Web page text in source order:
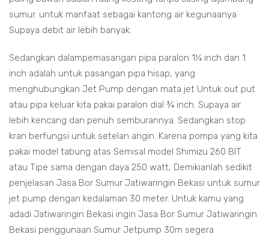
sumur. untuk manfaat sebagai kantong air kegunaanya
Supaya debit air lebih banyak.
Sedangkan dalampemasangan pipa paralon 1¼ inch dan 1
inch adalah untuk pasangan pipa hisap, yang
menghubungkan Jet Pump dengan mata jet Untuk out put
atau pipa keluar kita pakai paralon dial ¾ inch. Supaya air
lebih kencang dan penuh semburannya. Sedangkan stop
kran berfungsi untuk setelan angin. Karena pompa yang kita
pakai model tabung atas Semisal model Shimizu 260 BIT
atau Tipe sama dengan daya 250 watt, Demikianlah sedikit
penjelasan Jasa Bor Sumur Jatiwaringin Bekasi untuk sumur
jet pump dengan kedalaman 30 meter. Untuk kamu yang
adadi Jatiwaringin Bekasi ingin Jasa Bor Sumur Jatiwaringin
Bekasi penggunaan Sumur Jetpump 30m segera